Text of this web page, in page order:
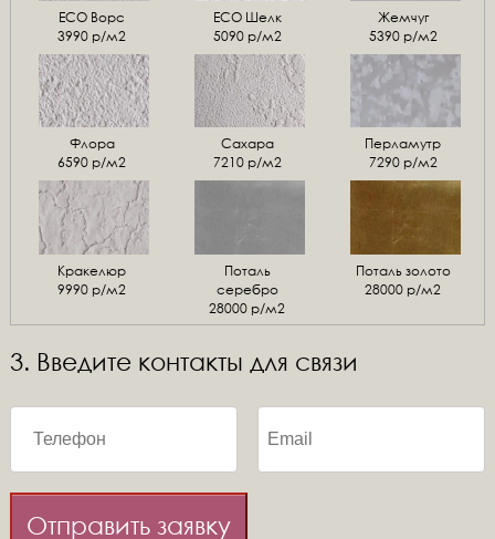
ЕСО Ворс
3990 р/м2
ЕСО Шелк
5090 р/м2
Жемчуг
5390 р/м2
Флора
6590 р/м2
Сахара
7210 р/м2
Перламутр
7290 р/м2
Кракелюр
9990 р/м2
Поталь
серебро
28000 р/м2
Поталь золото
28000 р/м2
3. Введите контакты для связи
Отправить заявку